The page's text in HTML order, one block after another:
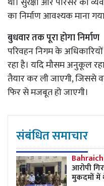
का निर्माण आवश्यक माना
बुधवार तक पूरा होगा निर्माण
परिवहन निगम के
रहा है। यदि मौसम अनुकूल
तैयार कर ली जाएगी, जिससे
फिर से मजबूत हो जाएगी।
संबंधित समाचार
आरोपी
मुकदमों में